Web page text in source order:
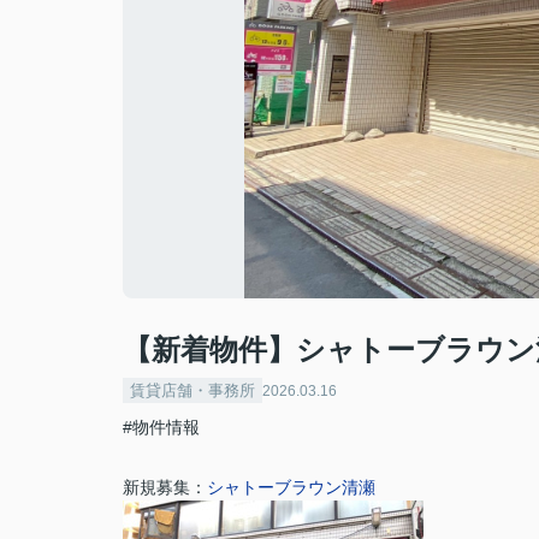
【新着物件】シャトーブラウ
賃貸店舗・事務所 2026.03.16
#物件情報
新規募集： シャトーブラウン清瀬